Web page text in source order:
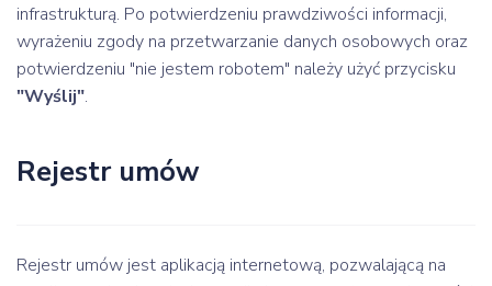
infrastrukturą. Po potwierdzeniu prawdziwości informacji,
wyrażeniu zgody na przetwarzanie danych osobowych oraz
potwierdzeniu "nie jestem robotem" należy użyć przycisku
"Wyślij".
Rejestr umów
Rejestr umów jest aplikacją internetową, pozwalającą na